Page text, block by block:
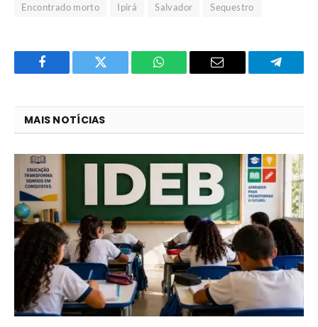
Encontrado morto Ipirá Salvador Sequestro
Facebook Twitter
O
do
WhatsApp?
E-
MAIS NOTÍCIAS